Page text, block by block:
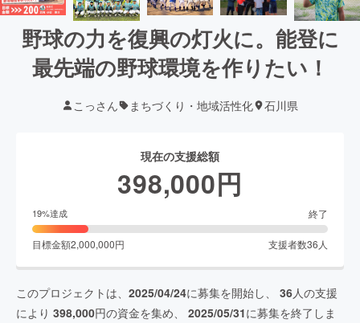
野球の力を復興の灯火に。能登に
最先端の野球環境を作りたい！
こっさん まちづくり・地域活性化 石川県
現在の支援総額
398,000円
19%達成 終了
目標金額2,000,000円 支援者数36 人
このプロジェクトは、 2025/04/24に募集を開始し、 36人の支援
により 398,000円の資金を集め、 2025/05/31に募集を終了しま